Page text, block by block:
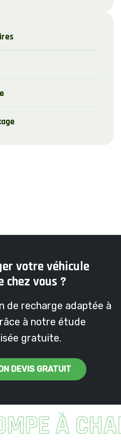
votre véhicule
chez vous ?
de recharge adaptée à
à notre étude
gratuite.
DEVIS GRATUIT
À